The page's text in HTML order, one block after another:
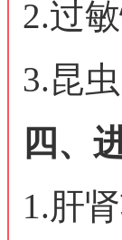
2.过
3.昆
四、
1.肝